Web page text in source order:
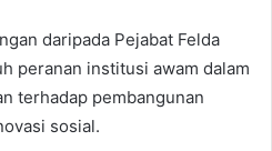
daripada Pejabat Felda
peranan institusi awam dalam
terhadap pembangunan
sosial.